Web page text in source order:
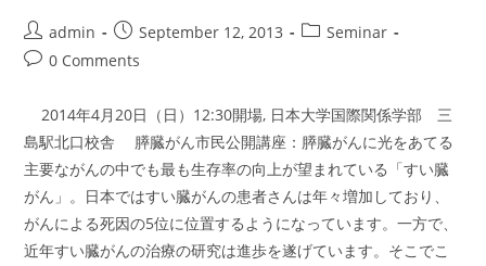
ー
ン
セ
ミ
ナ
ー
2013
In
東
京
Post
author:
admin
Post
published:
September 12, 2013
PostSeminar
Post0 Comments
2014年4月20日（日）12:30開場, 日本大学国際関係学部 三
島駅北口校舎 膵臓がん市民公開講座：膵臓がんに光をあてる
主要ながんの中でも最も生存率の向上が望まれている「すい臓
がん」。日本ではすい臓がんの患者さんは年々増加しており、
がんによる死因の5位に位置するようになっています。一方で、
近年すい臓がんの治療の研究は進歩を遂げています。そこでこ